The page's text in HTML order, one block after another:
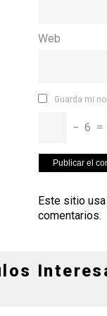
Web
Guarda mi
− 6 =
Este sitio
comentarios.